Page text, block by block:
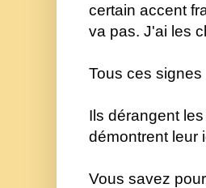
certain accent
va pas. J'ai les
Tous ces
Ils dérangent
démontrent leur
Vous savez